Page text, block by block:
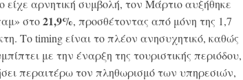
είχε αρνητική συμβολή, τον Μάρτιο αυξήθηκε
στο21,9%, προσθέτοντας από μόνη της 1,7
Το timing είναι το πλέον ανησυχητικό, καθώς
με την έναρξη της τουριστικής περιόδου,
περαιτέρω τον πληθωρισμό των υπηρεσιών,